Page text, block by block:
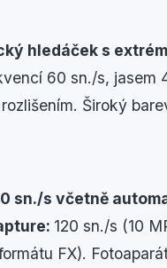
hledáček s
60 sn./s, jasem
Široký
sn./s včetně
120 sn./s (10
FX).